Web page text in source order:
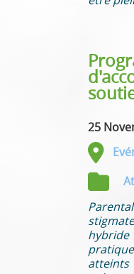
25
atteints